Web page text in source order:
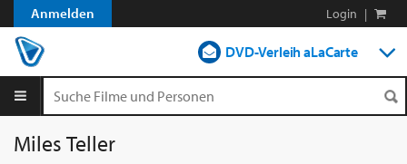
Anmelden Login |
DVD-Verleih aLaCarte
Miles Teller